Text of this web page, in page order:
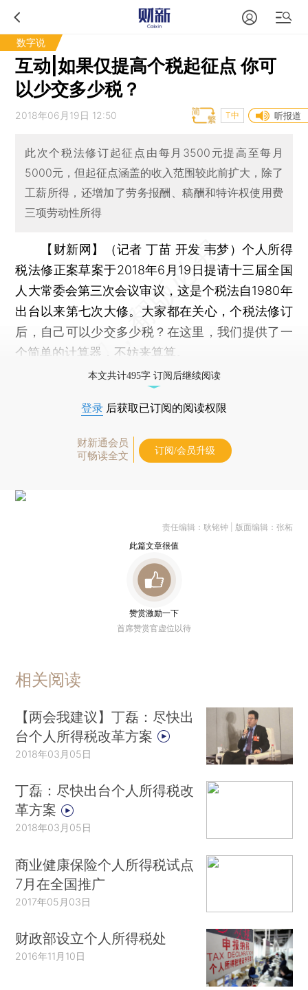
数字说
互动|如果仅提高个税起征点 你可
以少交多少税？
2018年06月19日 12:50 听报道
T中
此次个税法修订起征点由每月3500元提高至每月
5000元，但起征点涵盖的收入范围较此前扩大，除了
工薪所得，还增加了劳务报酬、稿酬和特许权使用费
三项劳动性所得
【财新网】（记者 丁苗 开发 韦梦）个人所得
税法修正案草案于2018年6月19日提请十三届全国
人大常委会第三次会议审议，这是个税法自1980年
出台以来第七次大修。大家都在关心，个税法修订
后，自己可以少交多少税？在这里，我们提供了一
个简单的计算器，不妨来算算。
本文共计495字 订阅后继续阅读
登录 后获取已订阅的阅读权限
财新通会员
可畅读全文
订阅/会员升级
责任编辑：耿铭钟 | 版面编辑：张柘
此篇文章很值
赞赏激励一下
首席赞赏官虚位以待
相关阅读
【两会我建议】丁磊：尽快出
台个人所得税改革方案
2018年03月05日
丁磊：尽快出台个人所得税改
革方案
2018年03月05日
商业健康保险个人所得税试点
7月在全国推广
2017年05月03日
财政部设立个人所得税处
2016年11月10日